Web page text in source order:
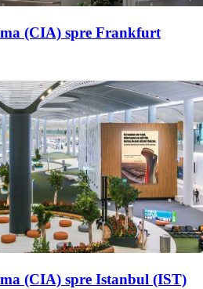
(CIA) spre Frankfurt
(CIA) spre Istanbul (IST)